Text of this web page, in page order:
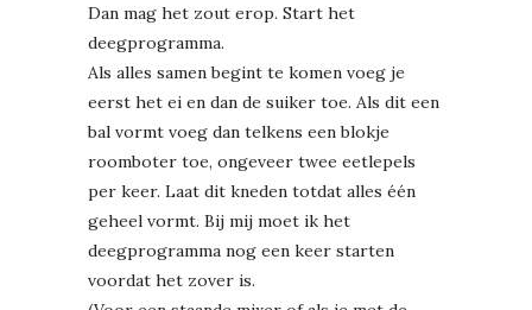
Dan mag het zout erop. Start het
deegprogramma.
Als alles samen begint te komen voeg je
eerst het ei en dan de suiker toe. Als dit een
bal vormt voeg dan telkens een blokje
roomboter toe, ongeveer twee eetlepels
per keer. Laat dit kneden totdat alles één
geheel vormt. Bij mij moet ik het
deegprogramma nog een keer starten
voordat het zover is.